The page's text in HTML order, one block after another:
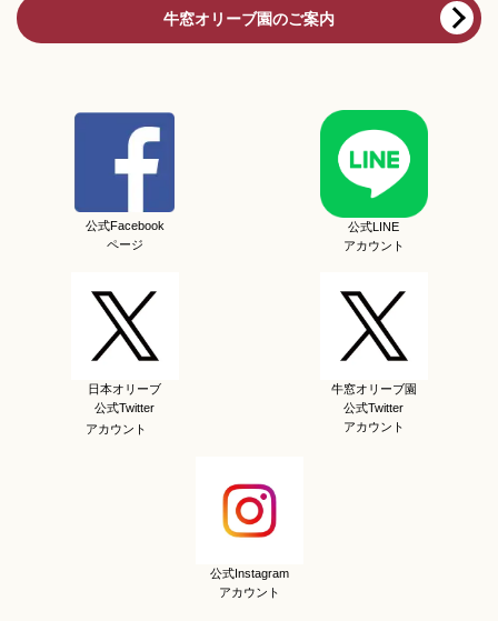
牛窓オリーブ園のご案内
公式Facebook
ページ
公式LINE
アカウント
日本オリーブ
公式Twitter
アカウント
牛窓オリーブ園
公式Twitter
アカウント
公式Instagram
アカウント